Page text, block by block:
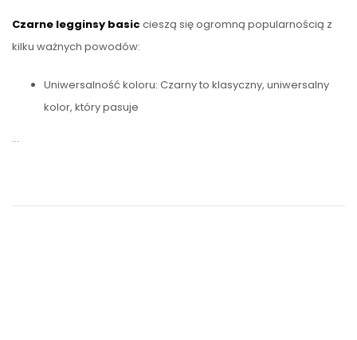
Czarne legginsy basic cieszą się ogromną popularnością z
kilku ważnych powodów:
Uniwersalność koloru: Czarny to klasyczny, uniwersalny
kolor, który pasuje
…